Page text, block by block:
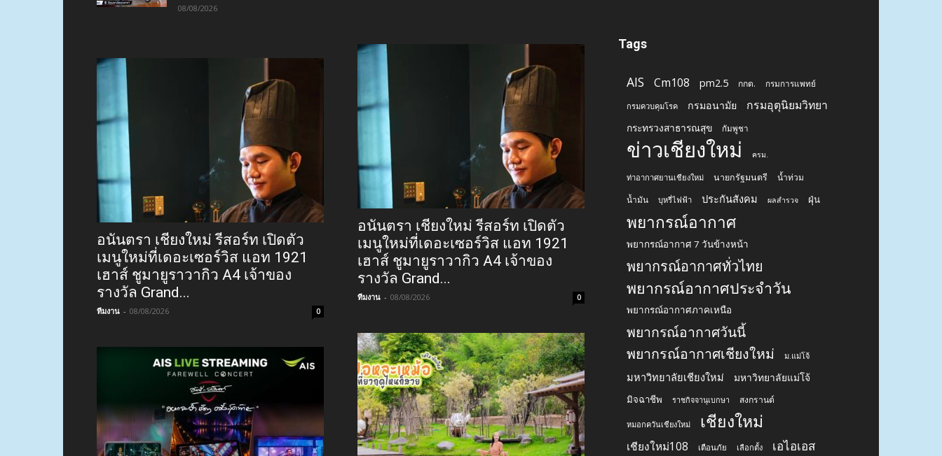
08/08/2026
อนันตรา เชียงใหม่ รีสอร์ท เปิดตัว
เมนูใหม่ที่เดอะเซอร์วิส แอท 1921
เฮาส์ ชูมายูราวากิว A4 เจ้าของ
รางวัล Grand...
ทีมงาน - 08/08/2026 0
อนันตรา เชียงใหม่ รีสอร์ท เปิดตัว
เมนูใหม่ที่เดอะเซอร์วิส แอท 1921
เฮาส์ ชูมายูราวากิว A4 เจ้าของ
รางวัล Grand...
ทีมงาน - 08/08/2026 0
Tags
AIS Cm108 pm2.5 กกต. กรมการแพทย์
กรมควบคุมโรค กรมอนามัย กรมอุตุนิยมวิทยา
กระทรวงสาธารณสุข กัมพูชา
ข่าวเชียงใหม่ ครม.
ท่าอากาศยานเชียงใหม่ นายกรัฐมนตรี น้ำท่วม
น้ำมัน บุหรี่ไฟฟ้า ประกันสังคม ผลสำรวจ ฝุ่น
พยากรณ์อากาศ
พยากรณ์อากาศ 7 วันข้างหน้า
พยากรณ์อากาศทั่วไทย
พยากรณ์อากาศประจำวัน
พยากรณ์อากาศภาคเหนือ
พยากรณ์อากาศวันนี้
พยากรณ์อากาศเชียงใหม่
ม.แม่โจ้
มหาวิทยาลัยเชียงใหม่ มหาวิทยาลัยแม่โจ้
มิจฉาชีพ ราชกิจจานุเบกษา สงกรานต์
หมอกควันเชียงใหม่ เชียงใหม่
เชียงใหม่108 เตือนภัย เลือกตั้ง เอไอเอส